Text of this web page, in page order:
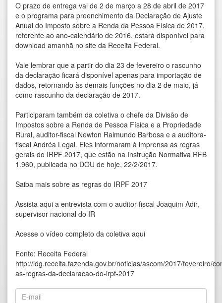
O prazo de entrega vai de 2 de março a 28 de abril de 2017
e o programa para preenchimento da Declaração de Ajuste
Anual do Imposto sobre a Renda da Pessoa Física de 2017,
referente ao ano-calendário de 2016, estará disponível para
download amanhã no site da Receita Federal.
Vale lembrar que a partir do dia 23 de fevereiro o rascunho
da declaração ficará disponível apenas para importação de
dados, retornando às demais funções no dia 2 de maio, já
como rascunho da declaração de 2017.
Participaram também da coletiva o chefe da Divisão de
Impostos sobre a Renda de Pessoa Física e a Propriedade
Rural, auditor-fiscal Newton Raimundo Barbosa e a auditora-
fiscal Andréa Legal. Eles informaram à imprensa as regras
gerais do IRPF 2017, que estão na Instrução Normativa RFB
1.960, publicada no DOU de hoje, 22/2/2017.
Saiba mais sobre as regras do IRPF 2017
Assista aqui a entrevista com o auditor-fiscal Joaquim Adir,
supervisor nacional do IR
Acesse o vídeo completo da coletiva aqui
Fonte: Receita Federal
http://idg.receita.fazenda.gov.br/noticias/ascom/2017/fevereiro/
as-regras-da-declaracao-do-irpf-2017